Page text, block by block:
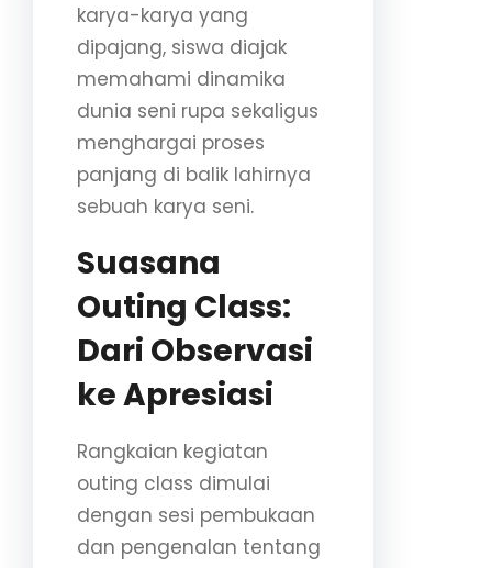
karya-karya yang
dipajang, siswa diajak
memahami dinamika
dunia seni rupa sekaligus
menghargai proses
panjang di balik lahirnya
sebuah karya seni.
Suasana
Outing Class:
Dari Observasi
ke Apresiasi
Rangkaian kegiatan
outing class dimulai
dengan sesi pembukaan
dan pengenalan tentang